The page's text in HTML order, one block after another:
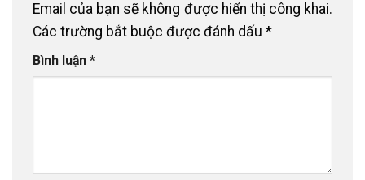
Email của bạn sẽ không được hiển thị công khai.
Các trường bắt buộc được đánh dấu *
Bình luận *